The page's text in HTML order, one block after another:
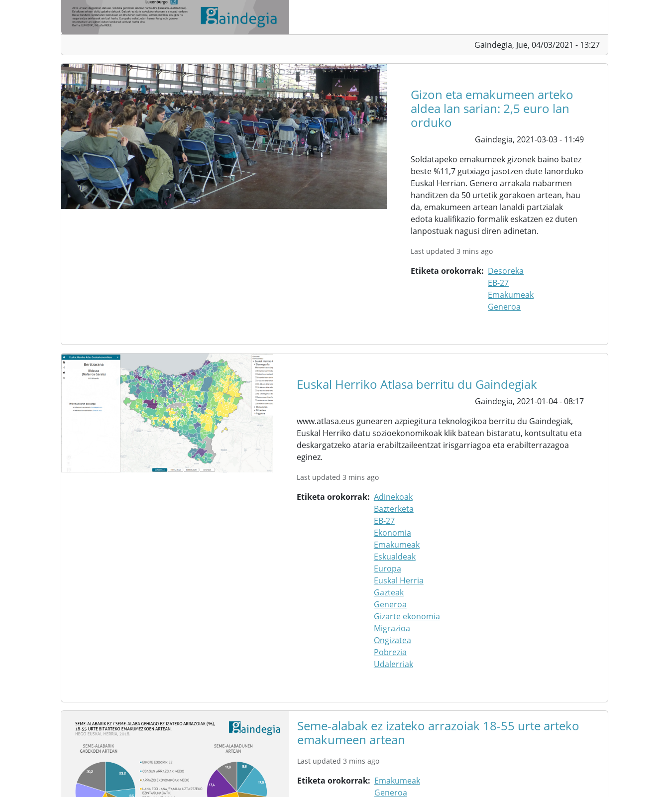
Gaindegia, Jue, 04/03/2021 - 13:27
Gizon eta emakumeen arteko
aldea lan sarian: 2,5 euro lan
orduko
Gaindegia, 2021-03-03 - 11:49
Soldatapeko emakumeek gizonek baino batez
beste %11,7 gutxiago jasotzen dute lanorduko
Euskal Herrian. Genero arrakala nabarmen
handitzen da 50 urtetik gorakoen artean, hau
da, emakumeen artean lanaldi partzialak
edota kualifikazio formalik eskatzen ez duten
lanpostuak nagusi diren adinetan.
Last updated 3 mins ago
Etiketa orokorrak
Desoreka
EB-27
Emakumeak
Generoa
Euskal Herriko Atlasa berritu du Gaindegiak
Gaindegia, 2021-01-04 - 08:17
www.atlasa.eus gunearen azpiegitura teknologikoa berritu du Gaindegiak,
Euskal Herriko datu sozioekonomikoak klik batean bistaratu, kontsultatu eta
deskargatzeko ataria erabiltzaileentzat irisgarriagoa eta erabilterrazagoa
eginez.
Last updated 3 mins ago
Etiketa orokorrak Adinekoak
Bazterketa
EB-27
Ekonomia
Emakumeak
Eskualdeak
Europa
Euskal Herria
Gazteak
Generoa
Gizarte ekonomia
Migrazioa
Ongizatea
Pobrezia
Udalerriak
Seme-alabak ez izateko arrazoiak 18-55 urte arteko
emakumeen artean
Last updated 3 mins ago
Etiketa orokorrak
Emakumeak
Generoa